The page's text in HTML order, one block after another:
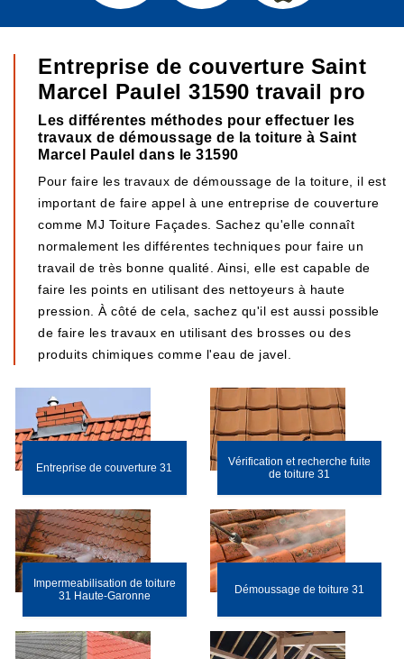
Entreprise de couverture Saint
Marcel Paulel 31590 travail pro
Les différentes méthodes pour effectuer les
travaux de démoussage de la toiture à Saint
Marcel Paulel dans le 31590
Pour faire les travaux de démoussage de la toiture, il est
important de faire appel à une entreprise de couverture
comme MJ Toiture Façades. Sachez qu'elle connaît
normalement les différentes techniques pour faire un
travail de très bonne qualité. Ainsi, elle est capable de
faire les points en utilisant des nettoyeurs à haute
pression. À côté de cela, sachez qu'il est aussi possible
de faire les travaux en utilisant des brosses ou des
produits chimiques comme l'eau de javel.
Entreprise de couverture 31
Vérification et recherche fuite
de toiture 31
Impermeabilisation de toiture
31 Haute-Garonne
Démoussage de toiture 31